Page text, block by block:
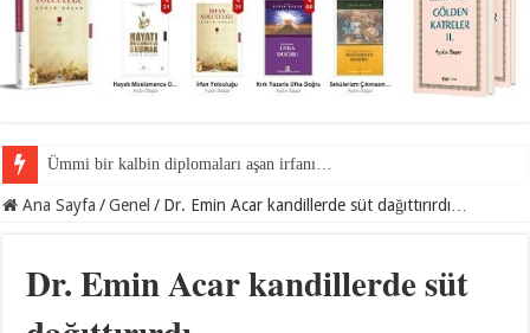
Ümmi bir kalbin diplomaları aşan irfanı…
Ana Sayfa / Genel / Dr. Emin Acar kandillerde süt dağıttırırdı…
Dr. Emin Acar kandillerde süt